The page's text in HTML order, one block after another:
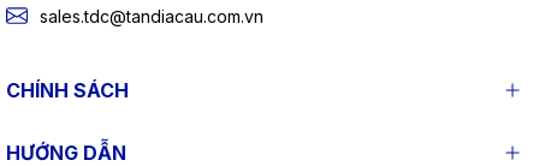
sales.tdc@tandiacau.com.vn
CHÍNH SÁCH
HƯỚNG DẪN